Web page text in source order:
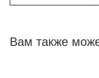
Вам также